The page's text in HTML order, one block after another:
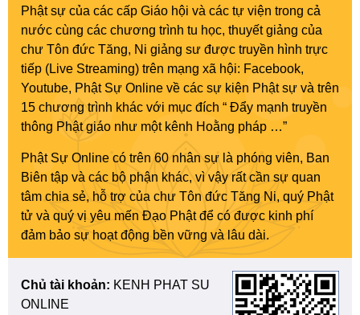
Phật sự của các cấp Giáo hội và các tự viện trong cả
nước cùng các chương trình tu học, thuyết giảng của
chư Tôn đức Tăng, Ni giảng sư được truyền hình trực
tiếp (Live Streaming) trên mạng xã hội: Facebook,
Youtube, Phật Sự Online về các sự kiện Phật sự và trên
15 chương trình khác với mục đích “ Đẩy mạnh truyền
thông Phật giáo như một kênh Hoằng pháp …”
Phật Sự Online có trên 60 nhân sự là phóng viên, Ban
Biên tập và các bộ phận khác, vì vậy rất cần sự quan
tâm chia sẻ, hỗ trợ của chư Tôn đức Tăng Ni, quý Phật
tử và quý vị yêu mến Đạo Phật để có được kinh phí
đảm bảo sự hoạt động bền vững và lâu dài.
Chủ tài khoản: KENH PHAT SU
ONLINE